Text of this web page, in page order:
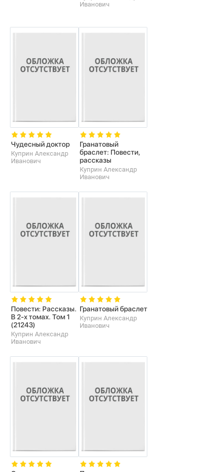
Иванович
Чудесный доктор
Куприн Александр
Иванович
Гранатовый
браслет: Повести,
рассказы
Куприн Александр
Иванович
Повести: Рассказы.
В 2-х томах. Том 1
(21243)
Куприн Александр
Иванович
Гранатовый браслет
Куприн Александр
Иванович